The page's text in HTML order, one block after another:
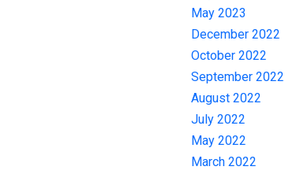
May 2023
December 2022
October 2022
September 2022
August 2022
July 2022
May 2022
March 2022